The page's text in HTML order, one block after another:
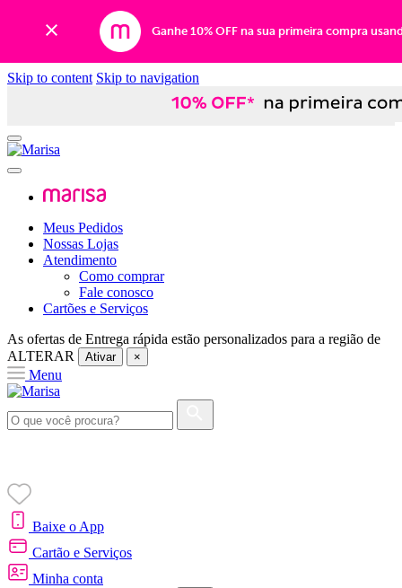
Ganhe 10% OFF na sua primeira compra
Skip to content Skip to navigation
Meus Pedidos
Nossas Lojas
Atendimento
Como comprar
Fale conosco
Cartões e Serviços
As ofertas de Entrega rápida estão personalizados para a região de
ALTERAR
Ativar ×
Menu
Baixe o App
Cartão e Serviços
Minha conta